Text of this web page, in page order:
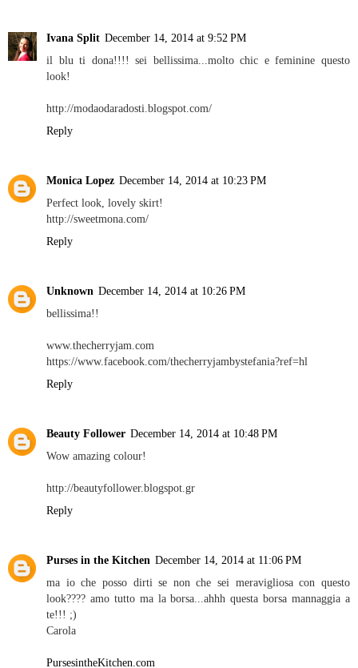
Ivana Split December 14, 2014 at 9:52 PM
il blu ti dona!!!! sei bellissima...molto chic e feminine questo
look!
http://modaodaradosti.blogspot.com/
Reply
Monica Lopez December 14, 2014 at 10:23 PM
Perfect look, lovely skirt!
http://sweetmona.com/
Reply
Unknown December 14, 2014 at 10:26 PM
bellissima!!
www.thecherryjam.com
https://www.facebook.com/thecherryjambystefania?ref=hl
Reply
Beauty Follower December 14, 2014 at 10:48 PM
Wow amazing colour!
http://beautyfollower.blogspot.gr
Reply
Purses in the Kitchen December 14, 2014 at 11:06 PM
ma io che posso dirti se non che sei meravigliosa con questo
look???? amo tutto ma la borsa...ahhh questa borsa mannaggia a
te!!! ;)
Carola
PursesintheKitchen.com